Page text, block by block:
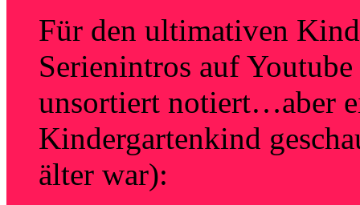
Für den ultimativen
Serienintros auf
unsortiert notiert…aber
Kindergartenkind
älter war):